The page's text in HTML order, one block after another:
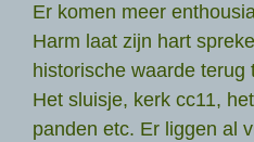
Er komen meer
Harm laat zijn hart
historische waarde terug
Het sluisje, kerk cc11,
panden etc. Er liggen al